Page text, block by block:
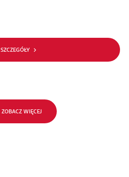
SZCZEGÓŁY
ZOBACZ WIĘCEJ